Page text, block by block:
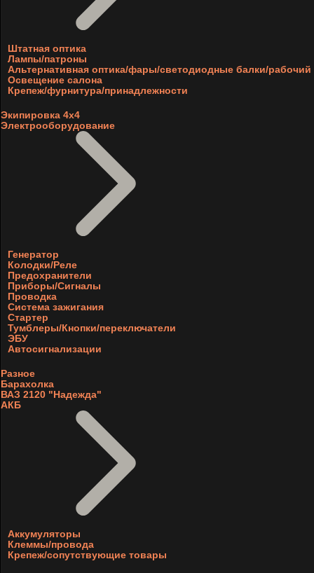
Штатная оптика
Лампы/патроны
Альтернативная оптика/фары/светодиодные балки/рабочий
Освещение салона
Крепеж/фурнитура/принадлежности
Экипировка 4х4
Электрооборудование
Генератор
Колодки/Реле
Предохранители
Приборы/Сигналы
Проводка
Система зажигания
Стартер
Тумблеры/Кнопки/переключатели
ЭБУ
Автосигнализации
Разное
Барахолка
ВАЗ 2120 "Надежда"
АКБ
Аккумуляторы
Клеммы/провода
Крепеж/сопутствующие товары